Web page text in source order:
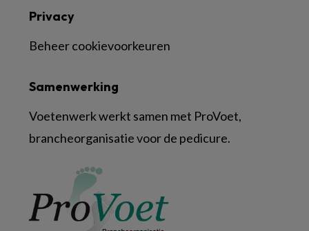
Samenwerking
Voetenwerk werkt samen met ProVoet,
brancheorganisatie voor de pedicure.
Privacy
Beheer cookievoorkeuren